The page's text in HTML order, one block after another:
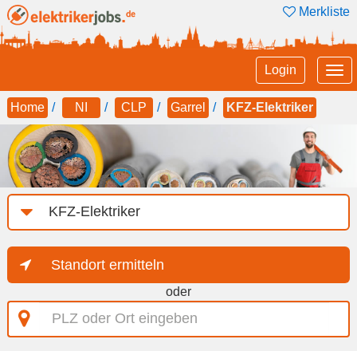
Merkliste
Login
Home NI CLP Garrel KFZ-Elektriker
Job-
Kategorie
Standort ermitteln
oder
PLZ
oder